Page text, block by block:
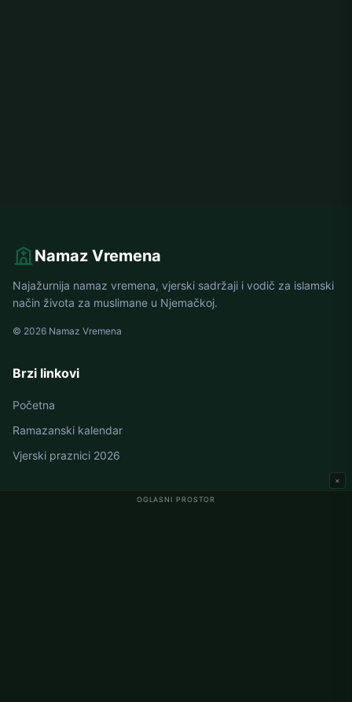
OGLASNI PROSTOR
×
Namaz Vremena
Najažurnija namaz vremena, vjerski sadržaji i vodič za islamski
način života za muslimane u Njemačkoj.
© 2026 Namaz Vremena
Brzi linkovi
Početna
Ramazanski kalendar
Vjerski praznici 2026
Namaz vremena u Njemačkoj